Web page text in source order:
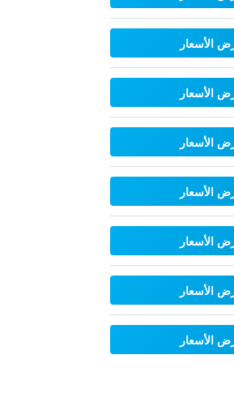
الأسعار
الأسعار
الأسعار
الأسعار
الأسعار
الأسعار
الأسعار